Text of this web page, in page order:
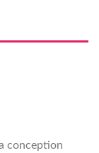
conception